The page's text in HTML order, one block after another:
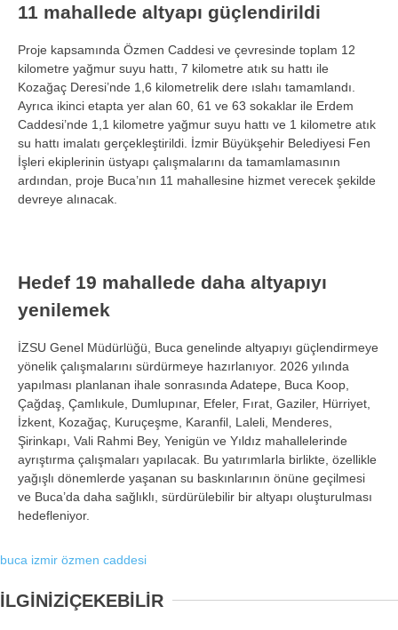
11 mahallede altyapı güçlendirildi
Proje kapsamında Özmen Caddesi ve çevresinde toplam 12
kilometre yağmur suyu hattı, 7 kilometre atık su hattı ile
Kozağaç Deresi’nde 1,6 kilometrelik dere ıslahı tamamlandı.
Ayrıca ikinci etapta yer alan 60, 61 ve 63 sokaklar ile Erdem
Caddesi’nde 1,1 kilometre yağmur suyu hattı ve 1 kilometre atık
su hattı imalatı gerçekleştirildi. İzmir Büyükşehir Belediyesi Fen
İşleri ekiplerinin üstyapı çalışmalarını da tamamlamasının
ardından, proje Buca’nın 11 mahallesine hizmet verecek şekilde
devreye alınacak.
Hedef 19 mahallede daha altyapıyı
yenilemek
İZSU Genel Müdürlüğü, Buca genelinde altyapıyı güçlendirmeye
yönelik çalışmalarını sürdürmeye hazırlanıyor. 2026 yılında
yapılması planlanan ihale sonrasında Adatepe, Buca Koop,
Çağdaş, Çamlıkule, Dumlupınar, Efeler, Fırat, Gaziler, Hürriyet,
İzkent, Kozağaç, Kuruçeşme, Karanfil, Laleli, Menderes,
Şirinkapı, Vali Rahmi Bey, Yenigün ve Yıldız mahallelerinde
ayrıştırma çalışmaları yapılacak. Bu yatırımlarla birlikte, özellikle
yağışlı dönemlerde yaşanan su baskınlarının önüne geçilmesi
ve Buca’da daha sağlıklı, sürdürülebilir bir altyapı oluşturulması
hedefleniyor.
buca izmir özmen caddesi
İLGİNİZİÇEKEBİLİR